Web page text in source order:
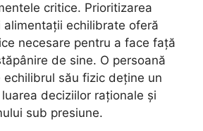
critice. Prioritizarea
alimentații echilibrate oferă
necesare pentru a face față
de sine. O persoană
echilibrul său fizic deține un
deciziilor raționale și
sub presiune.